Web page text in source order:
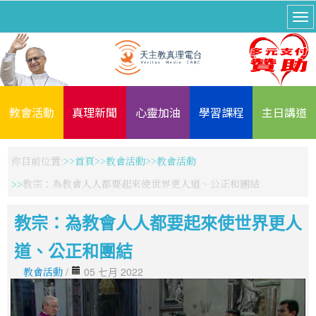
教會活動 真理新聞 心靈加油 學習課程 主日講道
你目前位置: 首頁 教會活動
教會活動
教宗：為教會人人都要起來使世界更人道、公正和團結
教宗：為教會人人都要起來使世界更人
道、公正和團結
教會活動 / 05 七月 2022